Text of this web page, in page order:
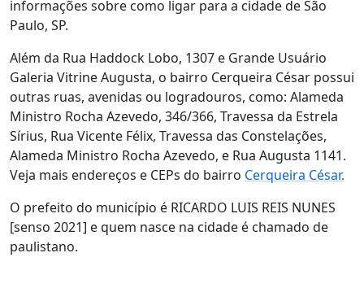
informações sobre como ligar para a cidade de São
Paulo, SP.
Além da Rua Haddock Lobo, 1307 e Grande Usuário
Galeria Vitrine Augusta, o bairro Cerqueira César possui
outras ruas, avenidas ou logradouros, como: Alameda
Ministro Rocha Azevedo, 346/366, Travessa da Estrela
Sírius, Rua Vicente Félix, Travessa das Constelações,
Alameda Ministro Rocha Azevedo, e Rua Augusta 1141.
Veja mais endereços e CEPs do bairro Cerqueira César.
O prefeito do município é RICARDO LUIS REIS NUNES
[senso 2021] e quem nasce na cidade é chamado de
paulistano.